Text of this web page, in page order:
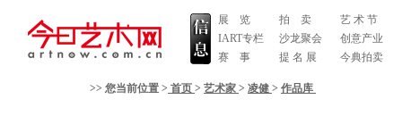
展 览
IART专栏
赛 事
拍 卖
沙龙聚会
提 名 展
艺 术 节
创意产业
今典拍卖
>> 您当前位置 > 首页 > 艺术家 > 凌健 > 作品库